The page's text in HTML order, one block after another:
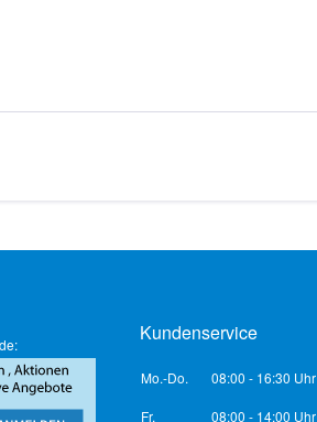
Kundenservice
Mo.-Do. 08:00 - 16:30 Uhr
Fr. 08:00 - 14:00 Uhr